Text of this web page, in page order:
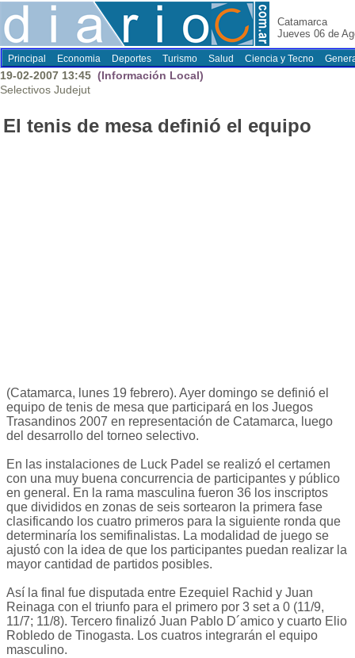
Catamarca
Jueves 06 de
Principal Economia Deportes Turismo Salud Ciencia y Tecno
19-02-2007 13:45 (Información Local)
Selectivos Judejut
El tenis de mesa definió el equipo
(Catamarca, lunes 19 febrero). Ayer domingo se definió el
equipo de tenis de mesa que participará en los Juegos
Trasandinos 2007 en representación de Catamarca, luego
del desarrollo del torneo selectivo.
En las instalaciones de Luck Padel se realizó el certamen
con una muy buena concurrencia de participantes y público
en general. En la rama masculina fueron 36 los inscriptos
que divididos en zonas de seis sortearon la primera fase
clasificando los cuatro primeros para la siguiente ronda que
determinaría los semifinalistas. La modalidad de juego se
ajustó con la idea de que los participantes puedan realizar la
mayor cantidad de partidos posibles.
Así la final fue disputada entre Ezequiel Rachid y Juan
Reinaga con el triunfo para el primero por 3 set a 0 (11/9,
11/7; 11/8). Tercero finalizó Juan Pablo D´amico y cuarto Elio
Robledo de Tinogasta. Los cuatros integrarán el equipo
masculino.